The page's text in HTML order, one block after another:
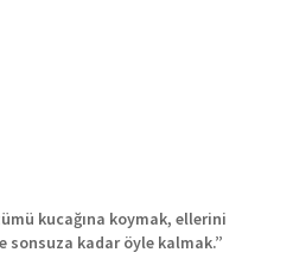
kucağına koymak, ellerini
sonsuza kadar öyle kalmak.”